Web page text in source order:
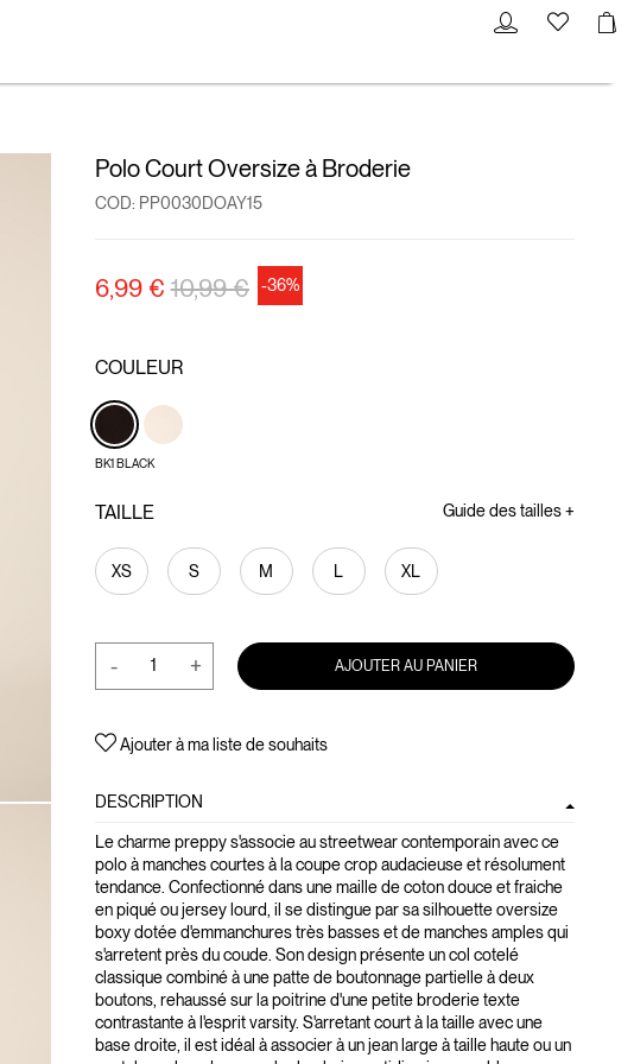
Polo Court Oversize à Broderie
COD: PP0030DOAY15
6,99 €Prix réduit de
10,99 €à -36%
COULEUR
BK1 BLACK
TAILLE
XS S M L XL
Guide des tailles +
- + AJOUTER AU PANIER
Ajouter à ma liste de souhaits
DESCRIPTION
Le charme preppy s'associe au streetwear contemporain avec ce
polo à manches courtes à la coupe crop audacieuse et résolument
tendance. Confectionné dans une maille de coton douce et fraiche
en piqué ou jersey lourd, il se distingue par sa silhouette oversize
boxy dotée d'emmanchures très basses et de manches amples qui
s'arretent près du coude. Son design présente un col cotelé
classique combiné à une patte de boutonnage partielle à deux
boutons, rehaussé sur la poitrine d'une petite broderie texte
contrastante à l'esprit varsity. S'arretant court à la taille avec une
base droite, il est idéal à associer à un jean large à taille haute ou un